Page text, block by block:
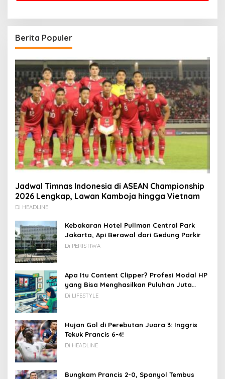
Berita Populer
Jadwal Timnas Indonesia di ASEAN Championship
2026 Lengkap, Lawan Kamboja hingga Vietnam
Di HEADLINE
Kebakaran Hotel Pullman Central Park
Jakarta, Api Berawal dari Gedung Parkir
Di PERISTIWA
Apa Itu Content Clipper? Profesi Modal HP
yang Bisa Menghasilkan Puluhan Juta
Rupiah
Di LIFESTYLE
Hujan Gol di Perebutan Juara 3: Inggris
Tekuk Prancis 6-4!
Di HEADLINE
Bungkam Prancis 2-0, Spanyol Tembus